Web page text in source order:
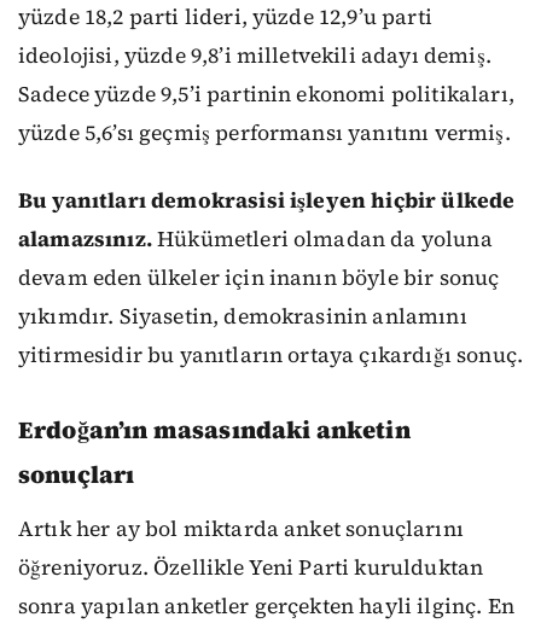
yüzde 18,2 parti lideri, yüzde 12,9’u parti
ideolojisi, yüzde 9,8’i milletvekili adayı demiş.
Sadece yüzde 9,5’i partinin ekonomi politikaları,
yüzde 5,6’sı geçmiş performansı yanıtını vermiş.
Bu yanıtları demokrasisi işleyen hiçbir ülkede
alamazsınız.Hükümetleri olmadan da yoluna
devam eden ülkeler için inanın böyle bir sonuç
yıkımdır. Siyasetin, demokrasinin anlamını
yitirmesidir bu yanıtların ortaya çıkardığı sonuç.
Erdoğan’ın masasındaki anketin
sonuçları
Artık her ay bol miktarda anket sonuçlarını
öğreniyoruz. Özellikle Yeni Parti kurulduktan
sonra yapılan anketler gerçekten hayli ilginç. En